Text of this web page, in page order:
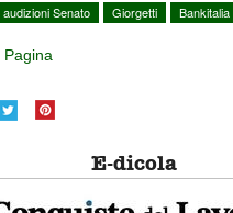
audizioni Senato Giorgetti Bankitalia
E-dicola